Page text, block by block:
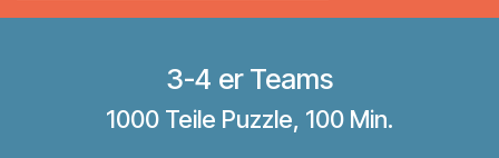
3-4 er Teams
1000 Teile Puzzle, 100 Min.